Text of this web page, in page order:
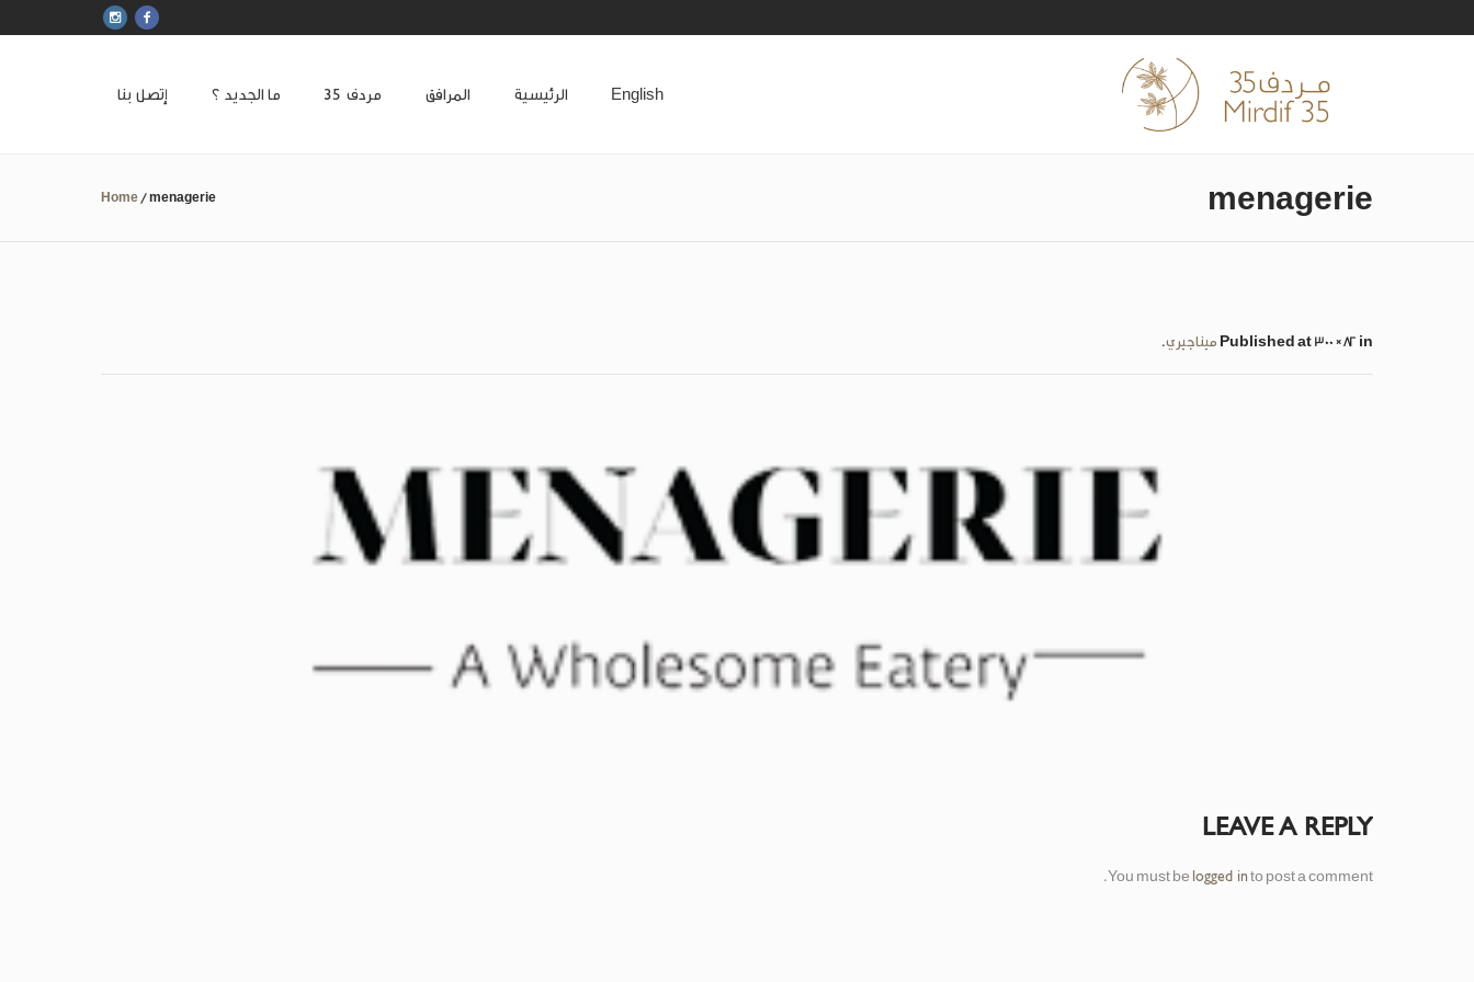
إتصل بنا ما الجديد ؟ مردف المرافق الرئيسية English
menagerie
Home/menagerie
Publishedat 300×82 in ميناجيري.
LEAVE A REPLY
You must be logged into post a comment.